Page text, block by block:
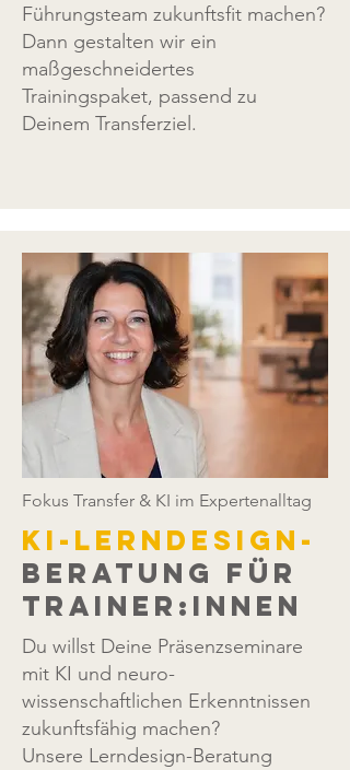
Führungsteam zukunftsfit machen?
Dann gestalten wir ein
maßgeschneidertes
Trainingspaket, passend zu
Deinem Transferziel.
Fokus Transfer & KI im Expertenalltag
KI-Lerndesign-
Beratung für
Trainer:innen
Du willst Deine Präsenzseminare
mit KI und neuro­
wissenschaftlichen Erkenntnissen
zukunftsfähig machen?
Unsere Lerndesign-Beratung